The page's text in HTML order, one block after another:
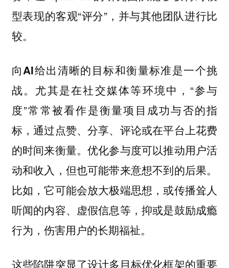
型表现的客观“评分”，并与其他团队进行比
较。
向AI给出清晰的目标和衡量标准是一个挑
战。 尤其是在社交媒体等环境中，“参与
度”常常被看作是衡量项目成功与否的指
标，通过点赞、分享、评论或在平台上花费
的时间来衡量。优化参与度可以推动用户活
动和收入，但也可能带来意想不到的后果。
比如，它可能会放大极端思想，或传播耸人
听闻的内容、虚假信息等，抑或是鼓励成瘾
行为，伤害用户的长期福祉。
这些陷阱突显了设计多目标优化框架的重要